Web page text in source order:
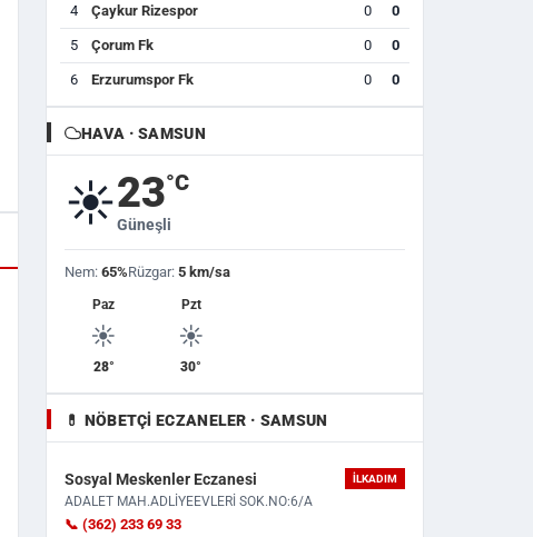
4 Çaykur Rizespor 0 0
5 Çorum Fk 0 0
6 Erzurumspor Fk 0 0
HAVA · SAMSUN
☀️23°C
Güneşli
Nem: 65%Rüzgar: 5 km/sa
Paz
☀️
28°
Pzt
☀️
30°
💊 NÖBETÇI ECZANELER · SAMSUN
Sosyal Meskenler Eczanesi İLKADIM
ADALET MAH.ADLİYEEVLERİ SOK.NO:6/A
📞 (362) 233 69 33